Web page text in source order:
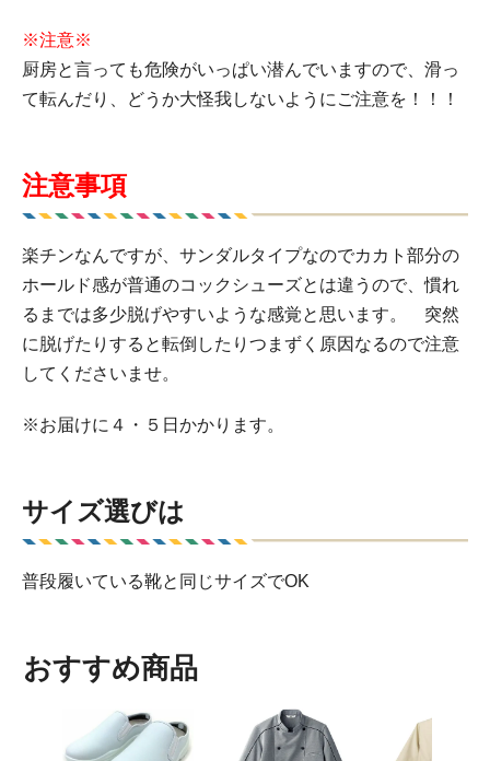
※注意※
厨房と言っても危険がいっぱい潜んでいますので、滑っ
て転んだり、どうか大怪我しないようにご注意を！！！
注意事項
楽チンなんですが、サンダルタイプなのでカカト部分の
ホールド感が普通のコックシューズとは違うので、慣れ
るまでは多少脱げやすいような感覚と思います。 突然
に脱げたりすると転倒したりつまずく原因なるので注意
してくださいませ。
※お届けに４・５日かかります。
サイズ選びは
普段履いている靴と同じサイズでOK
おすすめ商品